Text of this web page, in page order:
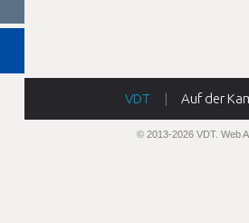
VDT | Auf der
© 2013-2026 VDT. Web